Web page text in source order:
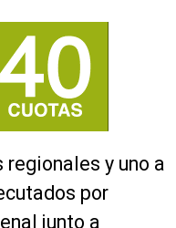
y uno a
por
junto a